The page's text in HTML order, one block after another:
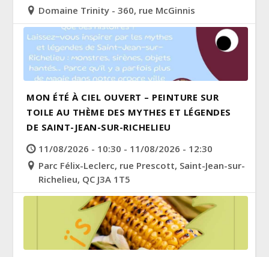
Domaine Trinity - 360, rue McGinnis
MON ÉTÉ À CIEL OUVERT – PEINTURE SUR
TOILE AU THÈME DES MYTHES ET LÉGENDES
DE SAINT-JEAN-SUR-RICHELIEU
11/08/2026 - 10:30 - 11/08/2026 - 12:30
Parc Félix-Leclerc, rue Prescott, Saint-Jean-sur-
Richelieu, QC J3A 1T5